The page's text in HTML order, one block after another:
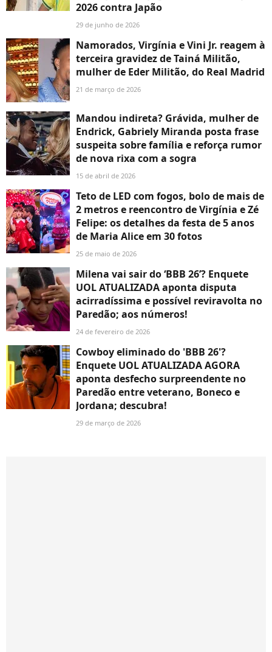
2026 contra Japão
29 de junho de 2026
Namorados, Virgínia e Vini Jr. reagem à
terceira gravidez de Tainá Militão,
mulher de Eder Militão, do Real Madrid
21 de março de 2026
Mandou indireta? Grávida, mulher de
Endrick, Gabriely Miranda posta frase
suspeita sobre família e reforça rumor
de nova rixa com a sogra
15 de abril de 2026
Teto de LED com fogos, bolo de mais de
2 metros e reencontro de Virgínia e Zé
Felipe: os detalhes da festa de 5 anos
de Maria Alice em 30 fotos
25 de maio de 2026
Milena vai sair do ‘BBB 26’? Enquete
UOL ATUALIZADA aponta disputa
acirradíssima e possível reviravolta no
Paredão; aos números!
24 de fevereiro de 2026
Cowboy eliminado do 'BBB 26'?
Enquete UOL ATUALIZADA AGORA
aponta desfecho surpreendente no
Paredão entre veterano, Boneco e
Jordana; descubra!
29 de março de 2026